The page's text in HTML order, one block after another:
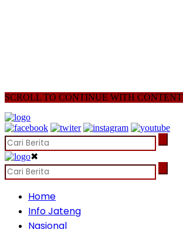
SCROLL TO CONTINUE WITH CONTENT
✖
Home
Info Jateng
Nasional